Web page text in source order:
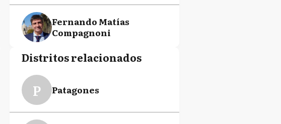
Fernando Matías
Compagnoni
Maite Milagros Alvado
Distritos relacionados
P Patagones